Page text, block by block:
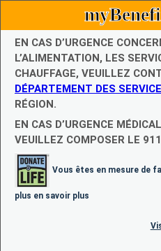
EN CAS D’URGENCE
L’ALIMENTATION, LES
CHAUFFAGE, VEUILLEZ
DÉPARTEMENT DES
RÉGION.
EN CAS D’URGENCE
VEUILLEZ COMPOSER LE
Vous êtes en mesure de
plus en savoir plus